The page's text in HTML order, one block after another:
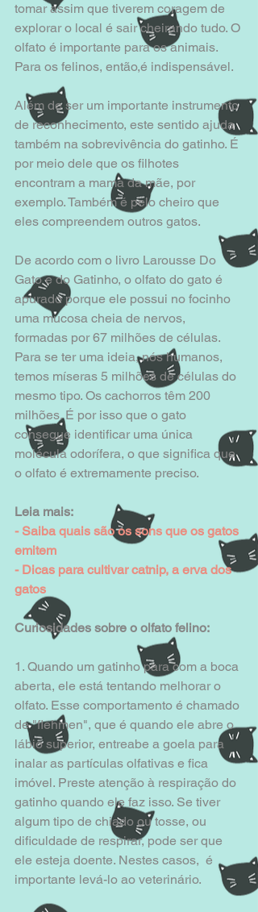
tomar assim que tiverem coragem de
explorar o local é sair cheirando tudo. O
olfato é importante para os animais.
Para os felinos, então,é indispensável.
Além de ser um importante instrumento
de reconhecimento, este sentido ajuda
também na sobrevivência do gatinho. É
por meio dele que os filhotes
encontram a mama da mãe, por
exemplo. Também é pelo cheiro que
eles compreendem outros gatos.
De acordo com o livro Larousse Do
Gato e do Gatinho, o olfato do gato é
apurado porque ele possui no focinho
uma mucosa cheia de nervos,
formadas por 67 milhões de células.
Para se ter uma ideia, nós humanos,
temos míseras 5 milhões de células do
mesmo tipo. Os cachorros têm 200
milhões. É por isso que o gato
consegue identificar uma única
molécula odorífera, o que significa que
o olfato é extremamente preciso.
Leia mais:
- Saiba quais são os sons que os gatos
emitem
- Dicas para cultivar catnip, a erva dos
gatos
Curiosidades sobre o olfato felino:
1. Quando um gatinho para com a boca
aberta, ele está tentando melhorar o
olfato. Esse comportamento é chamado
de "flehmen", que é quando ele abre o
lábio superior, entreabe a goela para
inalar as partículas olfativas e fica
imóvel. Preste atenção à respiração do
gatinho quando ele faz isso. Se tiver
algum tipo de chiado ou tosse, ou
dificuldade de respirar, pode ser que
ele esteja doente. Nestes casos,  é
importante levá-lo ao veterinário.